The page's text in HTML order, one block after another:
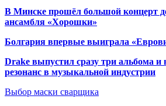
В Минске прошёл большой концерт
ансамбля «Хорошки»
Болгария впервые выиграла
Drake выпустил сразу три альбома
резонанс в музыкальной индустрии
Выбор маски сварщика